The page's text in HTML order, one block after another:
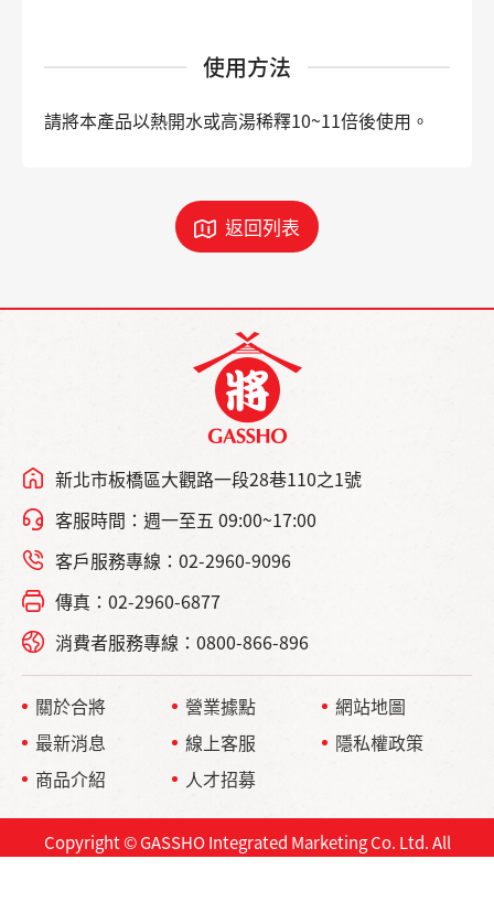
使用方法
請將本產品以熱開水或高湯稀釋10~11倍後使用。
返回列表
新北市板橋區大觀路一段28巷110之1號
客服時間：週一至五 09:00~17:00
客戶服務專線：02-2960-9096
傳真：02-2960-6877
消費者服務專線：0800-866-896
關於合將 營業據點
網站地圖
最新消息
線上客服
隱私權政策
商品介紹
人才招募
Copyright © GASSHO Integrated Marketing Co. Ltd. All